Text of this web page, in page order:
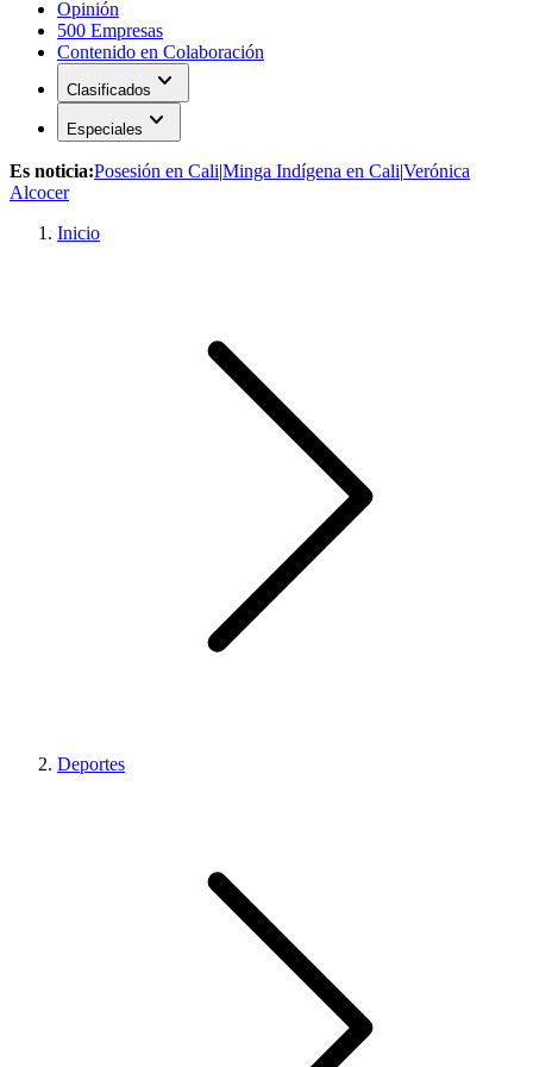
Opinión
500 Empresas
Contenido en Colaboración
Clasificados expand_more
Especiales expand_more
Es noticia:Posesión en Cali|Minga Indígena en Cali|Verónica
Alcocer
Inicio
Deportes